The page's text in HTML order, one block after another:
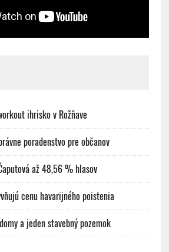
ihrisko v Rožňave
poradenstvo pre občanov
až 48,56 % hlasov
cenu havarijného poistenia
a jeden stavebný pozemok